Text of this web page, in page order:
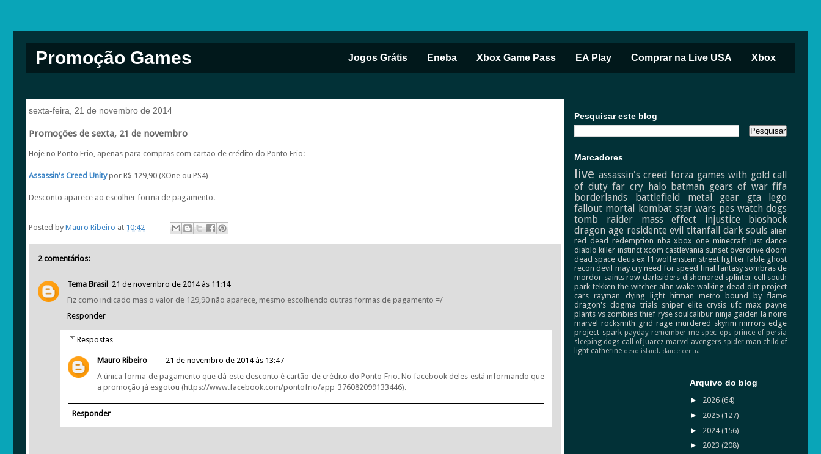
Promoção Games Jogos Grátis Eneba Xbox Game Pass EA Play Comprar na Live USA Xbox
sexta-feira, 21 de novembro de 2014
Promoções de sexta, 21 de novembro
Hoje no Ponto Frio, apenas para compras com cartão de crédito do Ponto Frio:
Assassin's Creed Unitypor R$ 129,90 (XOne ou PS4)
Desconto aparece ao escolher forma de pagamento.
Posted by Mauro Ribeiro at 10:42
2 comentários:
Tema Brasil
21 de novembro de 2014 às 11:14
Fiz como indicado mas o valor de 129,90 não aparece, mesmo escolhendo outras formas de pagamento =/
Responder
Respostas
Mauro Ribeiro
21 de novembro de 2014 às 13:47
A única forma de pagamento que dá este desconto é cartão de crédito do Ponto Frio. No facebook deles está informando que
a promoção já esgotou (https://www.facebook.com/pontofrio/app_376082099133446).
Responder
Pesquisar este blog
Marcadores
live assassin's creed forza games with gold call
of duty far cry halo batman gears of war fifa
borderlands
battlefield metal gear gta
lego
fallout mortal kombat star wars pes watch dogs
tomb raider
mass effect injustice
bioshock
dragon age residente evil titanfall dark souls alien
red dead redemption nba xbox one minecraft just dance
diablo killer instinct xcom castlevania sunset overdrive doom
dead space deus ex f1 wolfenstein street fighter fable ghost
recon devil may cry need for speed final fantasy sombras de
mordor saints row darksiders dishonored splinter cell south
park tekken the witcher alan wake walking dead dirt project
cars rayman dying light hitman metro
bound by flame
dragon's dogma trials sniper elite crysis ufc max payne
plants vs zombies thief ryse soulcalibur ninja gaiden la noire
marvel rocksmith grid rage murdered skyrim mirrors edge
project spark payday remember me spec ops prince of persia
sleeping dogs call of Juarez marvel avengers spider man child of
light catherine dead island. dance central
Arquivo do blog
► 2026(64)
► 2025(127)
► 2024(156)
► 2023(208)